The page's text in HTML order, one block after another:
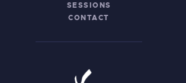
SESSIONS
CONTACT